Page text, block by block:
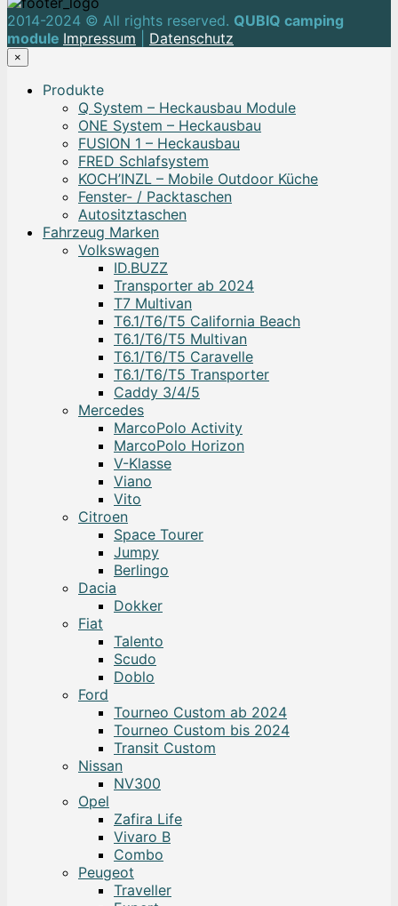
2014-2024 © All rights reserved. QUBIQ camping
module Impressum Datenschutz
×
Produkte
Q System – Heckausbau Module
ONE System – Heckausbau
FUSION 1 – Heckausbau
FRED Schlafsystem
KOCH’INZL – Mobile Outdoor Küche
Fenster- / Packtaschen
Autositztaschen
Fahrzeug Marken
Volkswagen
ID.BUZZ
Transporter ab 2024
T7 Multivan
T6.1/T6/T5 California Beach
T6.1/T6/T5 Multivan
T6.1/T6/T5 Caravelle
T6.1/T6/T5 Transporter
Caddy 3/4/5
Mercedes
MarcoPolo Activity
MarcoPolo Horizon
V-Klasse
Viano
Vito
Citroen
Space Tourer
Jumpy
Berlingo
Dacia
Dokker
Fiat
Talento
Scudo
Doblo
Ford
Tourneo Custom ab 2024
Tourneo Custom bis 2024
Transit Custom
Nissan
NV300
Opel
Zafira Life
Vivaro B
Combo
Peugeot
Traveller